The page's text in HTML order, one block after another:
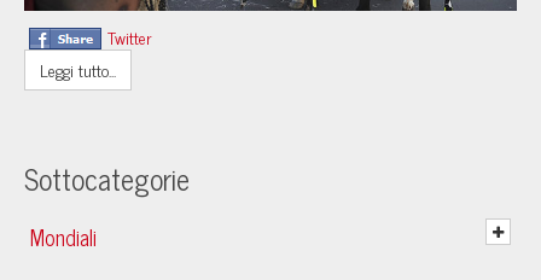
Twitter
Leggi tutto...
Sottocategorie
Mondiali